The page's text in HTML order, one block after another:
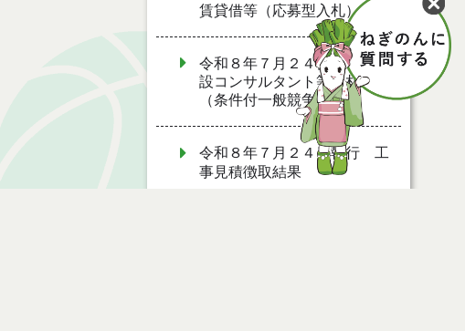
賃貸借等（応募型入札）
令和８年７月２４日執行 建
設コンサルタント等入札結果
（条件付一般競争入札）
令和８年７月２４日執行 工
事見積徴取結果